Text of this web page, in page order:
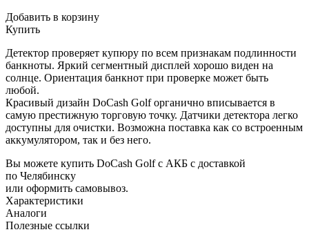
Добавить в корзину
Купить
Детектор проверяет купюру по всем признакам подлинности
банкноты. Яркий сегментный дисплей хорошо виден на
солнце. Ориентация банкнот при проверке может быть
любой.
Красивый дизайн DoCash Golf органично вписывается в
самую престижную торговую точку. Датчики детектора легко
доступны для очистки. Возможна поставка как со встроенным
аккумулятором, так и без него.
Вы можете купить DoCash Golf с АКБ с доставкой
по Челябинску
или оформить самовывоз.
Характеристики
Аналоги
Полезные ссылки